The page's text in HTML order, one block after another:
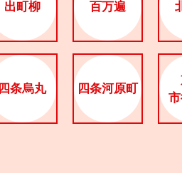
出町柳 百万遍
四条烏丸 四条河原町